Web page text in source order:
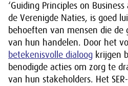
‘Guiding Principles on
de Verenigde Naties, is goed
behoeften van mensen die de
van hun handelen. Door het
betekenisvolle dialoog krijgen
benodigde acties om zorg te
van hun stakeholders. Het